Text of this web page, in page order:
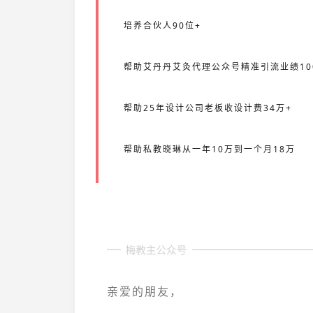
培养合伙人90位+
帮助艾丹丹艾灸代理公众号精准引流业绩
帮助25年设计公司老板收设计费34万+
帮助私教晓琳从一年10万到一个月18万
亲爱的朋友，